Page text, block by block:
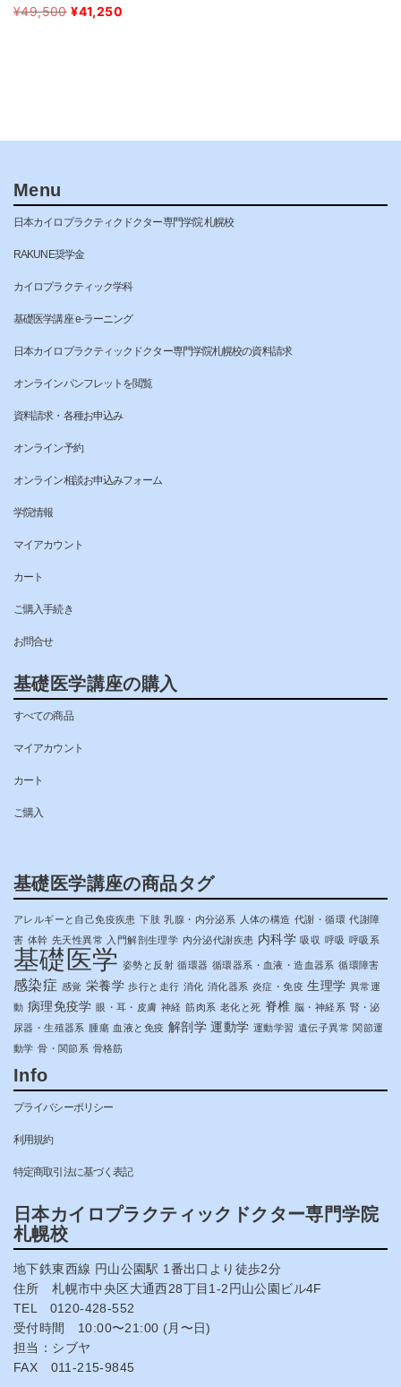
¥49,500 ¥41,250
Menu
日本カイロプラクティクドクター専門学院 札幌校
RAKUNE奨学金
カイロプラクティック学科
基礎医学講座 e-ラーニング
日本カイロプラクティックドクター専門学院札幌校の資料請求
オンラインパンフレットを閲覧
資料請求・各種お申込み
オンライン予約
オンライン相談お申込みフォーム
学院情報
マイアカウント
カート
ご購入手続き
お問合せ
基礎医学講座の購入
すべての商品
マイアカウント
カート
ご購入
基礎医学講座の商品タグ
アレルギーと自己免疫疾患 下肢 乳腺・内分泌系 人体の構造 代謝・循環 代謝障
害 体幹 先天性異常 入門解剖生理学 内分泌代謝疾患 内科学 吸収 呼吸 呼吸系
基礎医学 姿勢と反射 循環器 循環器系・血液・造血器系 循環障害
感染症 感覚 栄養学 歩行と走行 消化 消化器系 炎症・免疫 生理学 異常運
動 病理免疫学 眼・耳・皮膚 神経 筋肉系 老化と死 脊椎 脳・神経系 腎・泌
尿器・生殖器系 腫瘍 血液と免疫 解剖学 運動学 運動学習 遺伝子異常 関節運
動学 骨・関節系 骨格筋
Info
プライバシーポリシー
利用規約
特定商取引法に基づく表記
日本カイロプラクティックドクター専門学院
札幌校
地下鉄東西線 円山公園駅 1番出口より徒歩2分
住所 札幌市中央区大通西28丁目1-2円山公園ビル4F
TEL 0120-428-552
受付時間 10:00〜21:00 (月〜日)
担当：シブヤ
FAX 011-215-9845